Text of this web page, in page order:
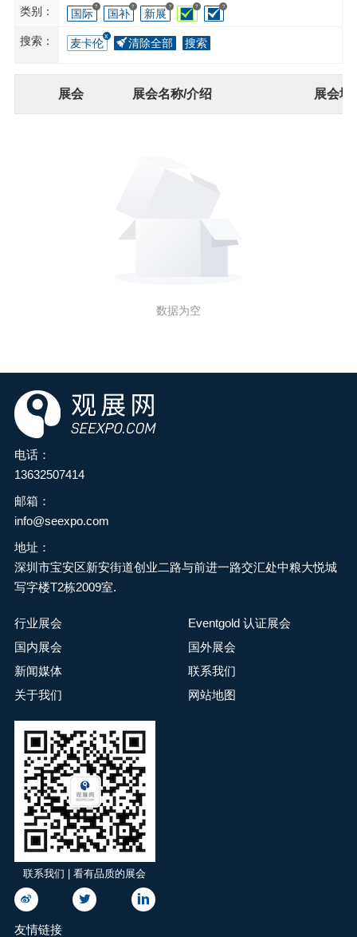
类别： 国际
?
国补
?
新展
? ? ?
搜索： 麦卡伦 清除全部 搜索
展会 展会名称/介绍 展会地
数据为空
电话：
13632507414
邮箱：
info@seexpo.com
地址：
深圳市宝安区新安街道创业二路与前进一路交汇处中粮大悦城
写字楼T2栋2009室.
行业展会
Eventgold 认证展会
国内展会
国外展会
新闻媒体
联系我们
关于我们
网站地图
联系我们 | 看有品质的展会
友情链接